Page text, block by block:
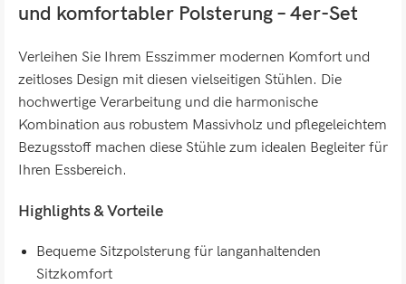
und komfortabler Polsterung – 4er-Set
Verleihen Sie Ihrem Esszimmer modernen Komfort und
zeitloses Design mit diesen vielseitigen Stühlen. Die
hochwertige Verarbeitung und die harmonische
Kombination aus robustem Massivholz und pflegeleichtem
Bezugsstoff machen diese Stühle zum idealen Begleiter für
Ihren Essbereich.
Highlights & Vorteile
Bequeme Sitzpolsterung für langanhaltenden
Sitzkomfort